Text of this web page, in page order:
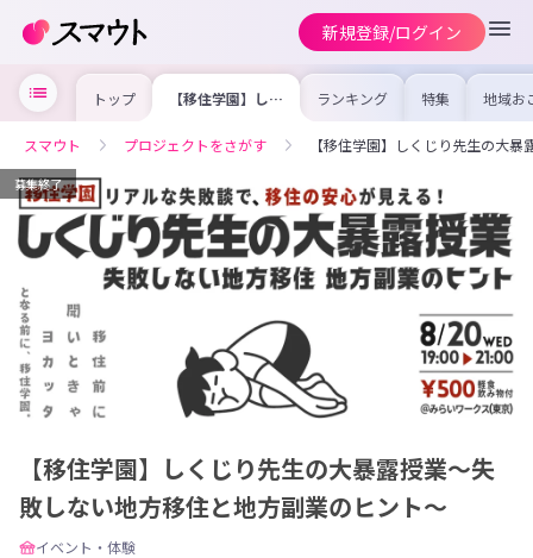
新規登録/ログイン
トップ 【移住学園】しく
じり先生の大暴露
地方移住と地方副
業のヒント～
ランキング 特集 地域お
の求
を集め
事内容
を比較
スマウト プロジェクトをさがす 【移住学園】しくじり先生の大
募集終了
【移住学園】しくじり先生の大暴露授業～失
敗しない地方移住と地方副業のヒント～
イベント・体験